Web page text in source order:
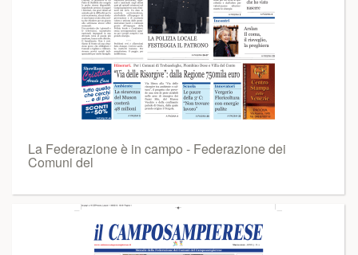
La Federazione è in campo - Federazione dei
Comuni del